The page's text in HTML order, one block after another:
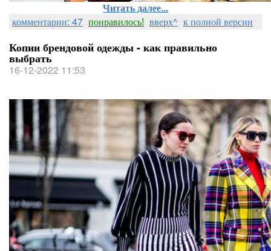
Читать далее...
комментарии: 47 понравилось! вверх^ к полной версии
Копии брендовой одежды - как правильно
выбрать
16-12-2022 11:53